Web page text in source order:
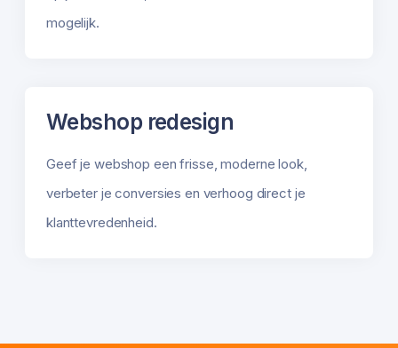
mogelijk.
Webshop redesign
Geef je webshop een frisse, moderne look,
verbeter je conversies en verhoog direct je
klanttevredenheid.